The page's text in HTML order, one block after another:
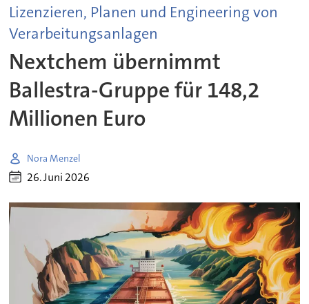
Lizenzieren, Planen und Engineering von
Verarbeitungsanlagen
Nextchem übernimmt
Ballestra-Gruppe für 148,2
Millionen Euro
Nora Menzel
26. Juni 2026